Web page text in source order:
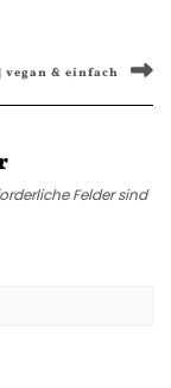
& einfach
Felder sind